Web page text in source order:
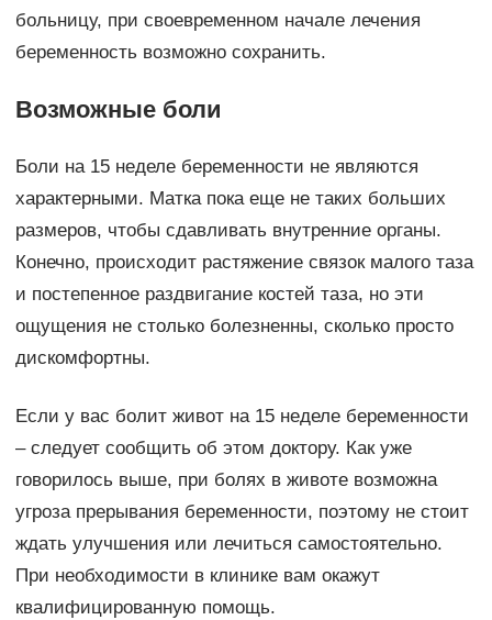
больницу, при своевременном начале лечения
беременность возможно сохранить.
Возможные боли
Боли на 15 неделе беременности не являются
характерными. Матка пока еще не таких больших
размеров, чтобы сдавливать внутренние органы.
Конечно, происходит растяжение связок малого таза
и постепенное раздвигание костей таза, но эти
ощущения не столько болезненны, сколько просто
дискомфортны.
Если у вас болит живот на 15 неделе беременности
– следует сообщить об этом доктору. Как уже
говорилось выше, при болях в животе возможна
угроза прерывания беременности, поэтому не стоит
ждать улучшения или лечиться самостоятельно.
При необходимости в клинике вам окажут
квалифицированную помощь.